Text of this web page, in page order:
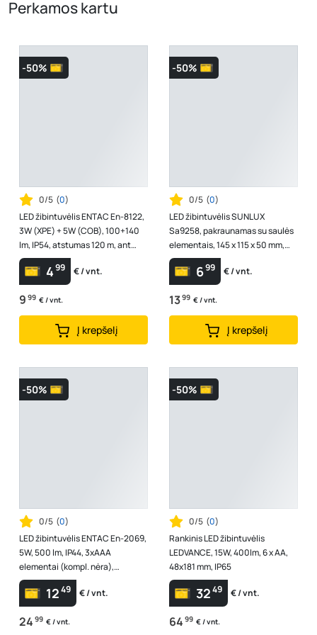
Perkamos kartu
-50%
0/5 (0)
LED žibintuvėlis ENTAC En-8122,
3W (XPE) + 5W (COB), 100+140
lm, IP54, atstumas 120 m, ant
galvos, 3xAAA elementai (komp...
499 € / vnt.
9 99 € / vnt.
Į krepšelį
-50%
0/5 (0)
LED žibintuvėlis SUNLUX
Sa9258, pakraunamas su saulės
elementais, 145 x 115 x 50 mm,
A170640103
699 € / vnt.
1399 € / vnt.
Į krepšelį
-50%
0/5 (0)
LED žibintuvėlis ENTAC En-2069,
5W, 500 lm, IP44, 3xAAA
elementai (kompl. nėra),
aliumininis, su magnetu, galva
sukasi 9...
1249 € / vnt.
24 99 € / vnt.
-50%
0/5 (0)
Rankinis LED žibintuvėlis
LEDVANCE, 15W, 400lm, 6 x AA,
48x181 mm, IP65
3249 € / vnt.
64 99 € / vnt.